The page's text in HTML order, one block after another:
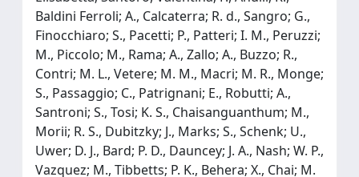
Baldini Ferroli; A., Calcaterra; R. d., Sangro; G.,
Finocchiaro; S., Pacetti; P., Patteri; I. M., Peruzzi;
M., Piccolo; M., Rama; A., Zallo; A., Buzzo; R.,
Contri; M. L., Vetere; M. M., Macri; M. R., Monge;
S., Passaggio; C., Patrignani; E., Robutti; A.,
Santroni; S., Tosi; K. S., Chaisanguanthum; M.,
Morii; R. S., Dubitzky; J., Marks; S., Schenk; U.,
Uwer; D. J., Bard; P. D., Dauncey; J. A., Nash; W. P.,
Vazquez; M., Tibbetts; P. K., Behera; X., Chai; M.